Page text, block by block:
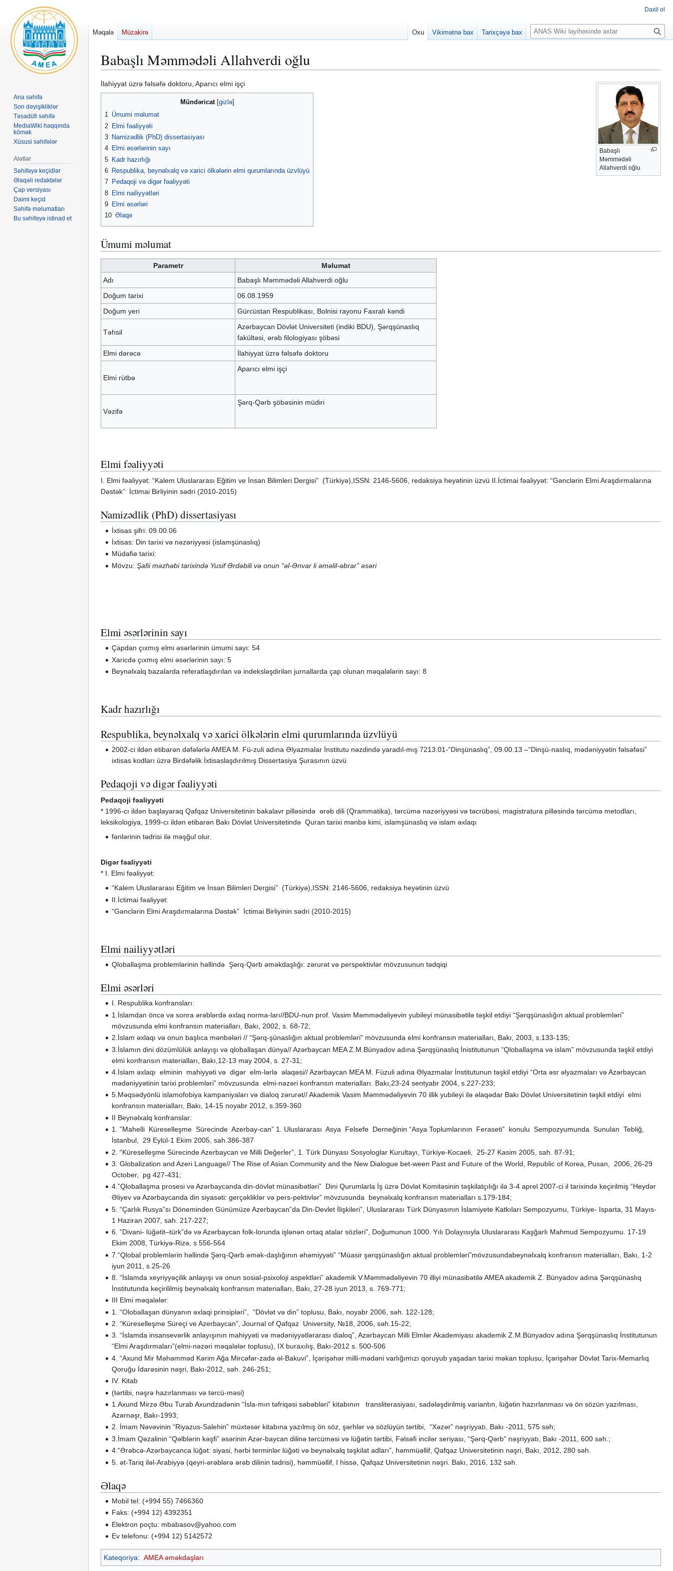
Babaşlı Məmmədəli Allahverdi oğlu
Naviqasiyaya
keç
Axtarışa
keç
Babaşlı
Məmmədəli
Allahverdi oğlu
İlahiyyat üzrə fəlsəfə doktoru, Aparıcı elmi işçi
Mündəricat
1 Ümumi məlumat
2 Elmi fəaliyyəti
3 Namizədlik (PhD) dissertasiyası
4 Elmi əsərlərinin sayı
5 Kadr hazırlığı
6 Respublika, beynəlxalq və xarici ölkələrin elmi qurumlarında üzvlüyü
7 Pedaqoji və digər fəaliyyəti
8 Elmi nailiyyətləri
9 Elmi əsərləri
10 Əlaqə
Ümumi məlumat
Parametr
Məlumat
Adı
Babaşlı Məmmədəli Allahverdi oğlu
Doğum tarixi
06.08.1959
Doğum yeri
Gürcüstan Respublikası, Bolnisi rayonu Faxralı kəndi
Təhsil
Azərbaycan Dövlət Universiteti (indiki BDU), Şərqşünaslıq
fakültəsi, ərəb filologiyası şöbəsi
Elmi dərəcə
İlahiyyat üzrə fəlsəfə doktoru
Elmi rütbə
Aparıcı elmi işçi
Vəzifə
Şərq-Qərb şöbəsinin müdiri
Elmi fəaliyyəti
I. Elmi fəaliyyət: “Kalem Uluslararası Eğitim ve İnsan Bilimleri Dergisi” (Türkiyə),ISSN: 2146-5606, redaksiya heyətinin üzvü II.İctimai fəaliyyət: “Gənclərin Elmi Araşdırmalarına
Dəstək” İctimai Birliyinin sədri (2010-2015)
Namizədlik (PhD) dissertasiyası
İxtisas şifri: 09.00.06
İxtisas: Din tarixi və nəzəriyyəsi (islamşünaslıq)
Müdafiə tarixi:
Mövzu:Şafii məzhəbi tarixində Yusif Ərdəbili və onun “əl-Ənvar li əməlil-əbrar” əsəri
Elmi əsərlərinin sayı
Çapdan çıxmış elmi əsərlərinin ümumi sayı: 54
Xaricdə çıxmış elmi əsərlərinin sayı: 5
Beynəlxalq bazalarda referatlaşdırılan və indeksləşdirilən jurnallarda çap olunan məqalələrin sayı: 8
Kadr hazırlığı
Respublika, beynəlxalq və xarici ölkələrin elmi qurumlarında üzvlüyü
2002-ci ildən etibarən dəfələrlə AMEA M. Fü-zuli adına Əlyazmalar İnstitutu nəzdində yaradıl-mış 7213.01-“Dinşünaslıq”, 09.00.13 –“Dinşü-naslıq, mədəniyyətin fəlsəfəsi”
ixtisas kodları üzrə Birdəfəlik İxtisaslaşdırılmış Dissertasiya Şurasının üzvü
Pedaqoji və digər fəaliyyəti
Pedaqoji fəaliyyəti
* 1996-сı ildən başlayaraq Qafqaz Universitetinin bakalavr pilləsində ərəb dili (Qrammatika), tərcümə nəzəriyyəsi və təcrübəsi, magistratura pilləsində tərcümə metodları,
leksikologiya, 1999-cı ildən etibarən Bakı Dövlət Universitetində Quran tarixi mənbə kimi, islamşünaslıq və islam əxlaqı
fənlərinin tədrisi ilə məşğul olur.
Digər fəaliyyəti
* I. Elmi fəaliyyət:
“Kalem Uluslararası Eğitim ve İnsan Bilimleri Dergisi” (Türkiyə),ISSN: 2146-5606, redaksiya heyətinin üzvü
II.İctimai fəaliyyət:
“Gənclərin Elmi Araşdırmalarına Dəstək” İctimai Birliyinin sədri (2010-2015)
Elmi nailiyyətləri
Qloballaşma problemlərinin həllində Şərq-Qərb əməkdaşlığı: zərurət və perspektivlər mövzusunun tədqiqi
Elmi əsərləri
I. Respublika konfransları:
1.İslamdan öncə və sonra ərəblərdə əxlaq norma-ları//BDU-nun prof. Vasim Məmmədəliyevin yubileyi münasibətilə təşkil etdiyi “Şərqşünaslığın aktual problemləri”
mövzusunda elmi konfransın materialları, Bakı, 2002, s. 68-72;
2.İslam əxlaqı və onun başlıca mənbələri // “Şərq-şünaslığın aktual problemləri” mövzusunda elmi konfransın materialları, Bakı, 2003, s.133-135;
3.İslamın dini dözümlülük anlayışı və qloballaşan dünya// Azərbaycan MEA Z.M.Bünyadov adına Şərqşünaslıq İnistitutunun “Qloballaşma və islam” mövzusunda təşkil etdiyi
elmi konfransın materialları, Bakı,12-13 may 2004, s. 27-31;
4.İslam əxlaqı elminin mahiyyəti və digər elm-lərlə əlaqəsi// Azərbaycan MEA M. Füzuli adına Əlyazmalar İnstitutunun təşkil etdiyi “Orta əsr əlyazmaları və Azərbaycan
mədəniyyətinin tarixi problemləri” mövzusunda elmi-nəzəri konfransın materialları. Bakı,23-24 sentyabr 2004, s.227-233;
5.Məqsədyönlü islamofobiya kampaniyaları və dialoq zərurət// Akademik Vasim Məmmədəliyevin 70 illik yubileyi ilə əlaqədar Bakı Dövlət Universitetinin təşkil etdiyi elmi
konfransın materialları, Bakı, 14-15 noyabr 2012, s.359-360
II Beynəlxalq konfranslar:
1. ”Mahelli Küreselleşme Sürecinde Azerbay-can” 1. Uluslararası Asya Felsefe Derneğinin “Asya Toplumlarının Feraseti” konulu Sempozyumunda Sunulan Tebliğ,
İstanbul, 29 Eylül-1 Ekim 2005, sah.386-387
2. “Küreselleşme Sürecinde Azerbaycan ve Milli Değerler”, 1. Türk Dünyası Sosyologlar Kurultayı, Türkiye-Kocaeli, 25-27 Kasim 2005, sah. 87-91;
3. Globalization and Azeri Language// The Rise of Asian Community and the New Dialogue bet-ween Past and Future of the World, Republic of Korea, Pusan, 2006, 26-29
October, pg 427-431;
4.”Qloballaşma prosesi və Azərbaycanda din-dövlət münasibətləri” Dini Qurumlarla İş üzrə Dövlət Komitəsinin təşkilatçılığı ilə 3-4 aprel 2007-ci il tarixində keçirilmiş “Heydər
Əliyev və Azərbaycanda din siyasəti: gerçəkliklər və pers-pektivlər” mövzusunda beynəlxalq konfransın materialları s.179-184;
5. “Çarlık Rusya”sı Döneminden Günümüze Azerbaycan”da Din-Devlet İlişkileri”, Uluslararası Türk Dünyasının İslamiyete Katkıları Sempozyumu, Türkiye- Isparta, 31 Mayıs-
1 Haziran 2007, sah. 217-227;
6. “Divani- lüğətit–türk”də və Azərbaycan folk-lorunda işlənən ortaq atalar sözləri", Doğumunun 1000. Yılı Dolayısıyla Uluslararası Kaşğarlı Mahmud Sempozyumu. 17-19
Ekim 2008, Türkiyə-Rizə, s 556-564
7.“Qlobal problemlərin həllində Şərq-Qərb əmək-daşlığının əhəmiyyəti” “Müasir şərqşünaslığın aktual problemləri”mövzusundabeynəlxalq konfransın materialları, Bakı, 1-2
iyun 2011, s.25-26
8. “İslamda xeyriyyəçilik anlayışı və onun sosial-psixoloji aspektləri” akademik V.Məmmədəliyevin 70 illiyi münasibətilə AMEA akademik Z. Bünyadov adına Şərqşünaslıq
İnstitutunda keçirililmiş beynəlxalq konfransın materialları, Bakı, 27-28 iyun 2013, s. 769-771;
III Elmi məqalələr:
1. “Oloballaşan dünyanın əxlaqi prinsipləri”, “Dövlət və din” toplusu, Bakı, noyabr 2006, səh. 122-128;
2. “Küreselleşme Süreçi ve Azerbaycan”, Journal of Qafqaz University, №18, 2006, səh.15-22;
3. “İslamda insansevərlik anlayışının mahiyyəti və mədəniyyətlərarası dialoq”, Azərbaycan Milli Elmlər Akademiyası akademik Z.M.Bünyadov adına Şərqşünaslıq İnstitutunun
“Elmi Araşdırmaları”(elmi-nəzəri məqalələr toplusu), IX buraxılış, Bakı-2012 s. 500-506
4. “Axund Mir Məhəmməd Kərim Ağa Mircəfər-zadə əl-Bakuvi”, İçərişəhər milli-mədəni varlığımızı qoruyub yaşadan tarixi məkan toplusu, İçərişəhər Dövlət Tarix-Memarlıq
Qoruğu İdarəsinin nəşri, Bakı-2012, səh. 246-251;
IV. Kitab
(tərtibi, nəşrə hazırlanması və tərcü-məsi)
1.Axund Mirzə Əbu Turab Axundzadənin “İsla-mın təfriqəsi səbəbləri” kitabının transliterasiyası, sadələşdirilmiş variantın, lüğətin hazırlanması və ön sözün yazılması,
Azərnəşr, Bakı-1993;
2. İmam Nəvəvinin “Riyazus-Salehin” müxtəsər kitabına yazılmış ön söz, şərhlər və sözlüyün tərtibi, “Xəzər” nəşriyyatı, Bakı -2011, 575 səh;
3.İmam Qəzalinin “Qəlblərin kəşfi” əsərinin Azər-baycan dilinə tərcüməsi və lüğətin tərtibi, Fəlsəfi incilər seriyası, “Şərq-Qərb” nəşriyyatı, Bakı -2011, 600 səh.;
4.“Ərəbcə-Azərbaycanca lüğət: siyasi, hərbi terminlər lüğəti və beynəlxalq təşkilat adları”, həmmüəllif, Qafqaz Universitetinin nəşri, Bakı, 2012, 280 səh.
5. ət-Tariq iləl-Arabiyyə (qeyri-ərəblərə ərəb dilinin tədrisi), həmmüəllif, I hissə, Qafqaz Universitetinin nəşri. Bakı, 2016, 132 səh.
Əlaqə
Mobil tel: (+994 55) 7466360
Faks: (+994 12) 4392351
Elektron poçtu: mbabasov@yahoo.com
Ev telefonu: (+994 12) 5142572
Kateqoriya: AMEA əməkdaşları
Daxil ol
Məqalə Müzakirə Oxu Vikimətnə bax Tarixçəyə bax
A
x
r
Ana səhifə
Son dəyişikliklər
Təsadüfi səhifə
MediaWiki haqqında
kömək
Xüsusi səhifələr
Alətlər
Səhifəyə keçidlər
Əlaqəli redaktələr
Çap versiyası
Daimi keçid
Səhifə məlumatları
Bu səhifəyə istinad et